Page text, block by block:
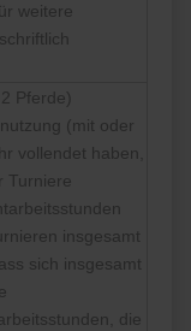
weitere
Pferde)
(mit oder
vollendet haben,
Turniere
insgesamt
sich insgesamt
die